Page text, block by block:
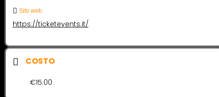
Sito web
https://ticketevents.it/
COSTO
€15.00